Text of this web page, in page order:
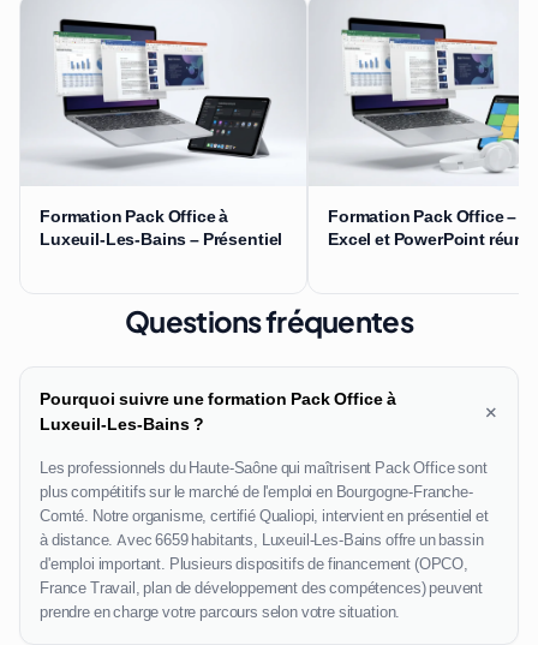
Formation Pack Office à
Luxeuil-Les-Bains – Présentiel
Formation Pack Office –
Excel et PowerPoint réunis
Questions fréquentes
Pourquoi suivre une formation Pack Office à
Luxeuil-Les-Bains ?
+
Les professionnels du Haute-Saône qui maîtrisent Pack Office sont
plus compétitifs sur le marché de l'emploi en Bourgogne-Franche-
Comté. Notre organisme, certifié Qualiopi, intervient en présentiel et
à distance. Avec 6659 habitants, Luxeuil-Les-Bains offre un bassin
d'emploi important. Plusieurs dispositifs de financement (OPCO,
France Travail, plan de développement des compétences) peuvent
prendre en charge votre parcours selon votre situation.